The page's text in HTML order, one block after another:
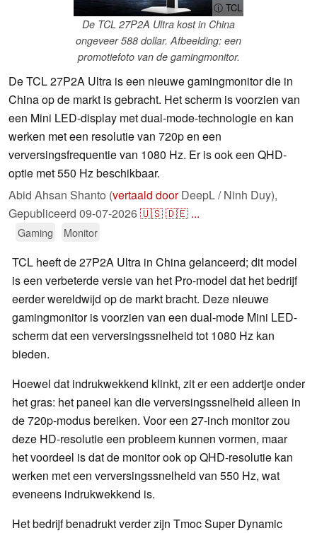
ⓘ TCL
De TCL 27P2A Ultra kost in China
ongeveer 588 dollar. Afbeelding: een
promotiefoto van de gamingmonitor.
De TCL 27P2A Ultra is een nieuwe gamingmonitor die in
China op de markt is gebracht. Het scherm is voorzien van
een Mini LED-display met dual-mode-technologie en kan
werken met een resolutie van 720p en een
verversingsfrequentie van 1080 Hz. Er is ook een QHD-
optie met 550 Hz beschikbaar.
Abid Ahsan Shanto (vertaald doorDeepL / Ninh Duy),
Gepubliceerd 09-07-2026🇺🇸🇩🇪 ...
Gaming Monitor
TCL heeft de 27P2A Ultra in China gelanceerd; dit model
is een verbeterde versie van het Pro-model dat het bedrijf
eerder wereldwijd op de markt bracht. Deze nieuwe
gamingmonitor is voorzien van een dual-mode Mini LED-
scherm dat een verversingssnelheid tot 1080 Hz kan
bieden.
Hoewel dat indrukwekkend klinkt, zit er een addertje onder
het gras: het paneel kan die verversingssnelheid alleen in
de 720p-modus bereiken. Voor een 27-inch monitor zou
deze HD-resolutie een probleem kunnen vormen, maar
het voordeel is dat de monitor ook op QHD-resolutie kan
werken met een verversingssnelheid van 550 Hz, wat
eveneens indrukwekkend is.
Het bedrijf benadrukt verder zijn Tmoc Super Dynamic